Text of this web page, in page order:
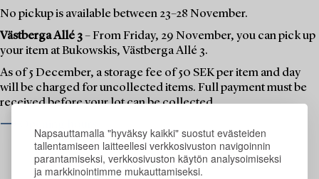
Napsauttamalla "hyväksy kaikki" suostut evästeiden
tallentamiseen laitteellesi verkkosivuston navigoinnin
parantamiseksi, verkkosivuston käytön analysoimiseksi
ja markkinointimme mukauttamiseksi.
No pickup is available between 23–28 November.
Västberga Allé 3– From Friday, 29 November, you can pick up
your item at Bukowskis, Västberga Allé 3.
As of 5 December, a storage fee of 50 SEK per item and day
will be charged for uncollected items. Full payment must be
received before your lot can be collected.
⟶ Opening hours